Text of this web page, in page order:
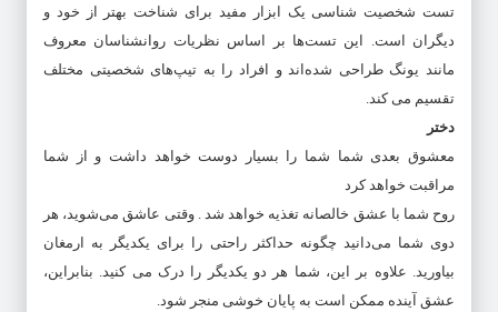
تست شخصیت شناسی یک ابزار مفید برای شناخت بهتر از خود و
دیگران است. این تست‌ها بر اساس نظریات روانشناسان معروف
مانند یونگ طراحی شده‌اند و افراد را به تیپ‌های شخصیتی مختلف
تقسیم می کند.
دختر
معشوق بعدی شما شما را بسیار دوست خواهد داشت و از شما
مراقبت خواهد کرد
روح شما با عشق خالصانه تغذیه خواهد شد . وقتی عاشق می‌شوید، هر
دوی شما می‌دانید چگونه حداکثر راحتی را برای یکدیگر به ارمغان
بیاورید. علاوه بر این، شما هر دو یکدیگر را درک می کنید. بنابراین،
عشق آینده ممکن است به پایان خوشی منجر شود.